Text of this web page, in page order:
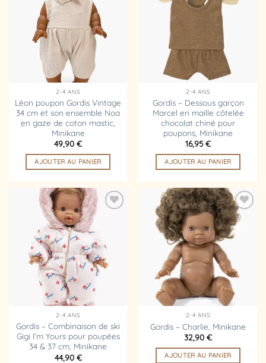
d’envies
2-4 ANS
Léon poupon Gordis Vintage
34 cm et son ensemble Noa
en gaze de coton mastic,
Minikane
49,90 €
AJOUTER AU PANIER
à la
2-4 ANS
Gordis – Dessous garçon
Marcel en maille côtelée
chocolat chiné pour
poupons, Minikane
16,95€
AJOUTER AU PANIER
d’envies
2-4 ANS
Gordis – Combinaison de ski
Gigi I’m Yours pour poupées
34 & 37 cm, Minikane
44,90 €
Ajouter
à la
liste
d’envies
2-4 ANS
Gordis – Charlie, Minikane
32,90 €
AJOUTER AU PANIER